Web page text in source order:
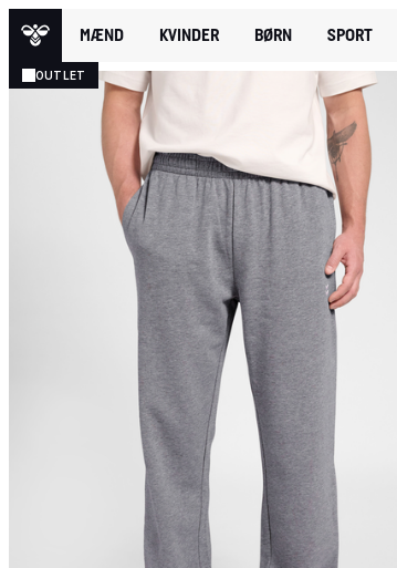
MÆND KVINDER BØRN SPORT
OUTLET